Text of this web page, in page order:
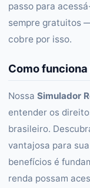
passo para
sempre gratuitos
cobre por isso.
Como
Nossa Simulador
entender os
brasileiro.
vantajosa para
benefícios é
renda possam